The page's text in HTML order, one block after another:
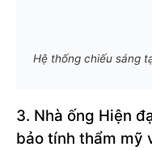
Hệ thống chiếu sáng
3. Nhà ống Hiện
bảo tính thẩm mỹ